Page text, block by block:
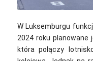
W Luksemburgu
2024 roku planowane
która połączy